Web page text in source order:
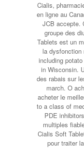
Cialis,
en ligne au
JCB accepte.
groupe des
Tablets est un
la
including
in Wisconsin.
des rabais sur
march. O
acheter le
to a class of
PDE
multiples
Cialis Soft
pour traiter